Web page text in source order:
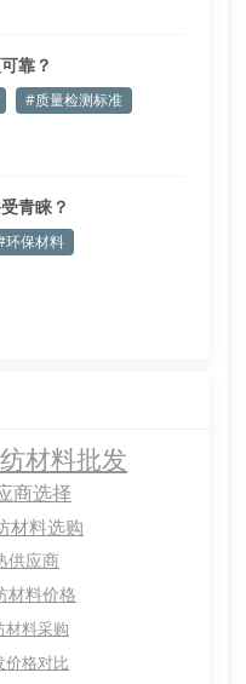
靠？
#质量检测标准
青睐？
环保材料
材料批发
商选择
材料选购
供应商
材料价格
材料采购
价格对比